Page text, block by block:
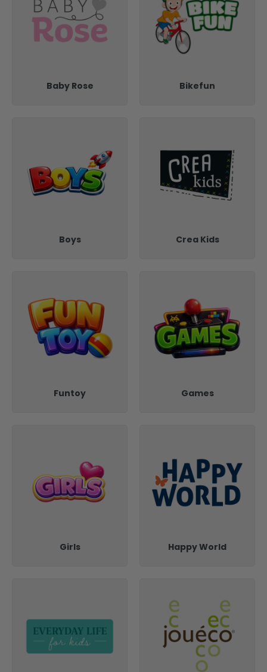
Baby Rose Bikefun
Boys Crea Kids
Funtoy Games
Girls Happy World